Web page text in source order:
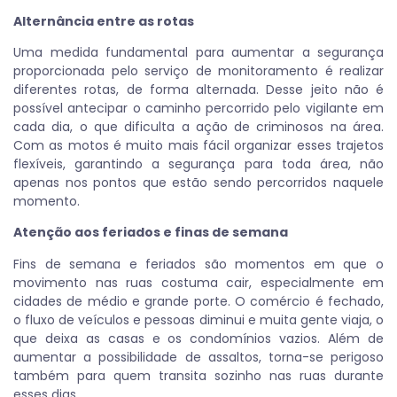
Alternância entre as rotas
Uma medida fundamental para aumentar a segurança
proporcionada pelo serviço de monitoramento é realizar
diferentes rotas, de forma alternada. Desse jeito não é
possível antecipar o caminho percorrido pelo vigilante em
cada dia, o que dificulta a ação de criminosos na área.
Com as motos é muito mais fácil organizar esses trajetos
flexíveis, garantindo a segurança para toda área, não
apenas nos pontos que estão sendo percorridos naquele
momento.
Atenção aos feriados e finas de semana
Fins de semana e feriados são momentos em que o
movimento nas ruas costuma cair, especialmente em
cidades de médio e grande porte. O comércio é fechado,
o fluxo de veículos e pessoas diminui e muita gente viaja, o
que deixa as casas e os condomínios vazios. Além de
aumentar a possibilidade de assaltos, torna-se perigoso
também para quem transita sozinho nas ruas durante